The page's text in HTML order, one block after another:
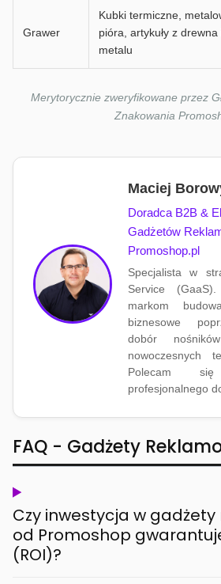
Grawer
Kubki termiczne,
pióra, artykuły z drewna
metalu
Merytorycznie zweryfikowane przez
Znakowania
Maciej
Doradca B2B &
Gadżetów
Promoshop.pl
Specjalista w
Service
markom
biznesowe
dobór
nowoczesnych
Polecam
profesjonalnego
FAQ - Gadżety
Czy inwestycja w
od Promoshop
(ROI)?